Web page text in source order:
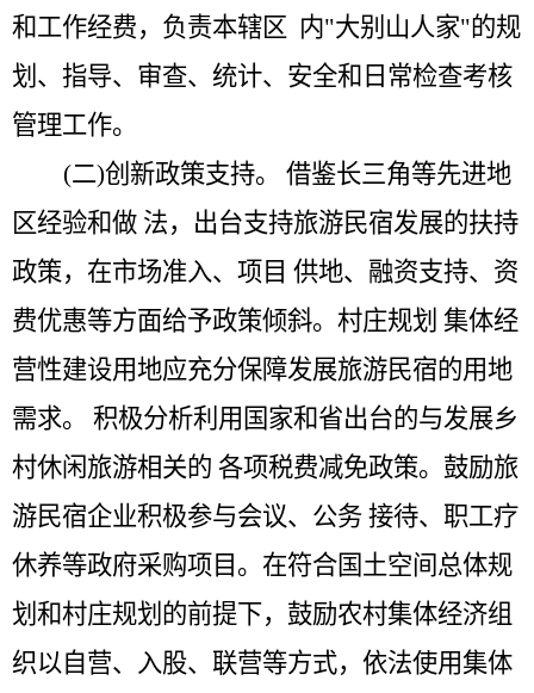
和工作经费，负责本辖区 内"大别山人家"的规
划、指导、审查、统计、安全和日常检查考核
管理工作。
(二)创新政策支持。
借鉴长三角等先进地
区经验和做 法，出台支持旅游民宿发展的扶持
政策，在市场准入、项目 供地、融资支持、资
费优惠等方面给予政策倾斜。村庄规划 集体经
营性建设用地应充分保障发展旅游民宿的用地
需求。
积极分析利用国家和省出台的与发展乡
村休闲旅游相关的 各项税费减免政策。鼓励旅
游民宿企业积极参与会议、公务 接待、职工疗
休养等政府采购项目。在符合国土空间总体规
划和村庄规划的前提下，鼓励农村集体经济组
织以自营、入股、联营等方式，依法使用集体